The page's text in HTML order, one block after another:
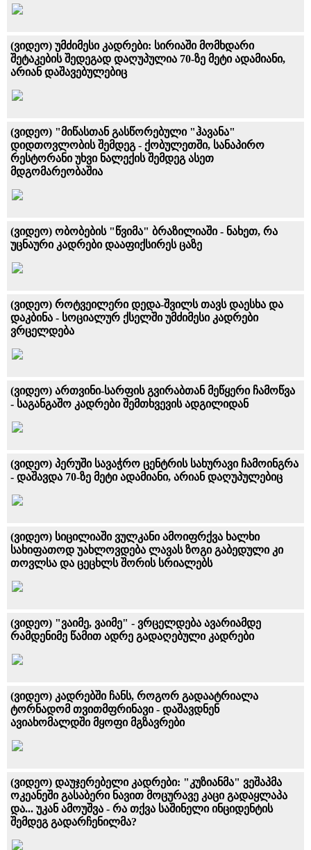
(ვიდეო) უმძიმესი კადრები: სირიაში მომხდარი
შეტაკების შედეგად დაღუპულია 70-ზე მეტი ადამიანი,
არიან დაშავებულებიც
(ვიდეო) "მიწასთან გასწორებული "ჰავანა"
დიდთოვლობის შემდეგ - ქობულეთში, სანაპირო
რესტორანი უხვი ნალექის შემდეგ ასეთ
მდგომარეობაშია
(ვიდეო) ობობების "წვიმა" ბრაზილიაში - ნახეთ, რა
უცნაური კადრები დააფიქსირეს ცაზე
(ვიდეო) როტვეილერი დედა-შვილს თავს დაესხა და
დაკბინა - სოციალურ ქსელში უმძიმესი კადრები
ვრცელდება
(ვიდეო) ართვინი-სარფის გვირაბთან მეწყერი ჩამოწვა
- საგანგაშო კადრები შემთხვევის ადგილიდან
(ვიდეო) პერუში სავაჭრო ცენტრის სახურავი ჩამოინგრა
- დაშავდა 70-ზე მეტი ადამიანი, არიან დაღუპულებიც
(ვიდეო) სიცილიაში ვულკანი ამოიფრქვა ხალხი
სახიფათოდ უახლოვდება ლავას ზოგი გაბედული კი
თოვლსა და ცეცხლს შორის სრიალებს
(ვიდეო) "ვაიმე, ვაიმე" - ვრცელდება ავარიამდე
რამდენიმე წამით ადრე გადაღებული კადრები
(ვიდეო) კადრებში ჩანს, როგორ გადაატრიალა
ტორნადომ თვითმფრინავი - დაშავდნენ
ავიახომალდში მყოფი მგზავრები
(ვიდეო) დაუჯერებელი კადრები: "კუზიანმა" ვეშაპმა
ოკეანეში გასაბერი ნავით მოცურავე კაცი გადაყლაპა
და... უკან ამოუშვა - რა თქვა საშინელი ინციდენტის
შემდეგ გადარჩენილმა?